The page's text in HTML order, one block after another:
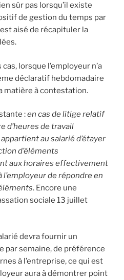
sûr pas lorsqu’il existe
de gestion du temps par
aisé de récapituler la
lorsque l’employeur n’a
déclaratif hebdomadaire
matière à contestation.
:en cas de litige relatif
d’heures de travail
au salarié d’étayer
d’éléments
aux horaires effectivement
de répondre en
. Encore une
sociale 13 juillet
devra fournir un
par semaine, de préférence
à l’entreprise, ce qui est
aura à démontrer point